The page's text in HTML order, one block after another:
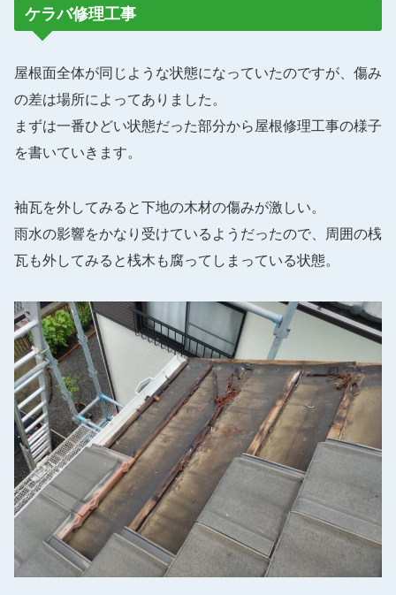
ケラバ修理工事
屋根面全体が同じような状態になっていたのですが、傷み
の差は場所によってありました。
まずは一番ひどい状態だった部分から屋根修理工事の様子
を書いていきます。
袖瓦を外してみると下地の木材の傷みが激しい。
雨水の影響をかなり受けているようだったので、周囲の桟
瓦も外してみると桟木も腐ってしまっている状態。